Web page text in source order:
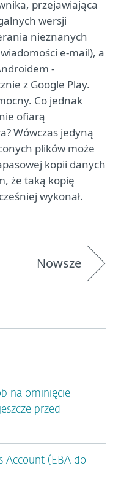
przejawiająca
wersji
nieznanych
e-mail), a
-
z Google Play.
Co jednak
ofiarą
Wówczas jedyną
plików może
kopii danych
że taką kopię
wykonał.
Nowsze
na ominięcie
przed
Account (EBA do